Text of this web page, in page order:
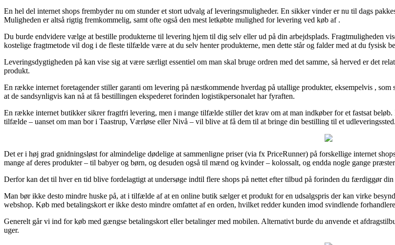
En hel del internet shops frembyder nu om stunder et stort udvalg af leveringsmuligheder. En sikker vinder er nu til dags
Muligheden er altså rigtig fremkommelig, samt ofte også den mest letkøbte mulighed for levering ved køb af .
Du burde endvidere vælge at bestille produkterne til levering hjem til dig selv eller ud på din arbejdsplads. Fragtmuligheden
kostelige fragtmetode vil dog i de fleste tilfælde være at du selv henter produkterne, men dette står og falder med at du fysisk
Leveringsdygtigheden på kan vise sig at være særligt essentiel om man skal bruge ordren med det samme, så herved er det
produkt.
En række internet foretagender stiller garanti om levering på næstkommende hverdag på utallige produkter, eksempelvis ,
at de sandsynligvis kan nå at få bestillingen ekspederet forinden logistikpersonalet har fyraften.
En række internet butikker sikrer fragtfri levering, men i mange tilfælde stiller det krav om at man indkøber for et fastsat
tilfælde – uanset om man bor i Taastrup, Værløse eller Nivå – vil blive at få dem til at bringe din bestilling til et udleveringssted.
Det er i høj grad gnidningsløst for almindelige dødelige at sammenligne priser (via fx PriceRunner) på forskellige internet
mange af deres produkter – til babyer og børn, og desuden også til mænd og kvinder – kolossalt, og endda nogle gange
Derfor kan det til hver en tid blive fordelagtigt at undersøge indtil flere shops på nettet efter tilbud på forinden du færdiggør din
Man bør ikke desto mindre huske på, at i tilfælde af at en online butik sælger et produkt for en udsalgspris der kan virke
webshop. Køb med betalingskort er ikke desto mindre omfattet af en orden, hvilket redder kunden imod svindlende
Generelt går vi ind for køb med gængse betalingskort eller betalinger med mobilen. Alternativt burde du anvende et
uger.